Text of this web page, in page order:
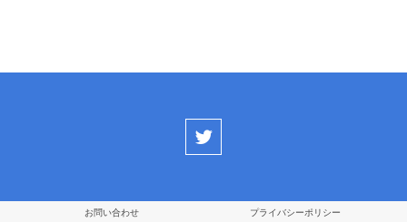
お問い合わせ プライバシーポリシー